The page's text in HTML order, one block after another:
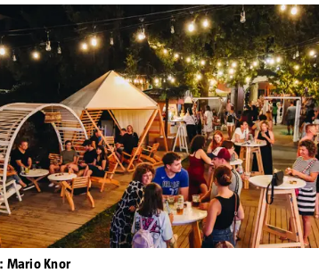
Mario Knor